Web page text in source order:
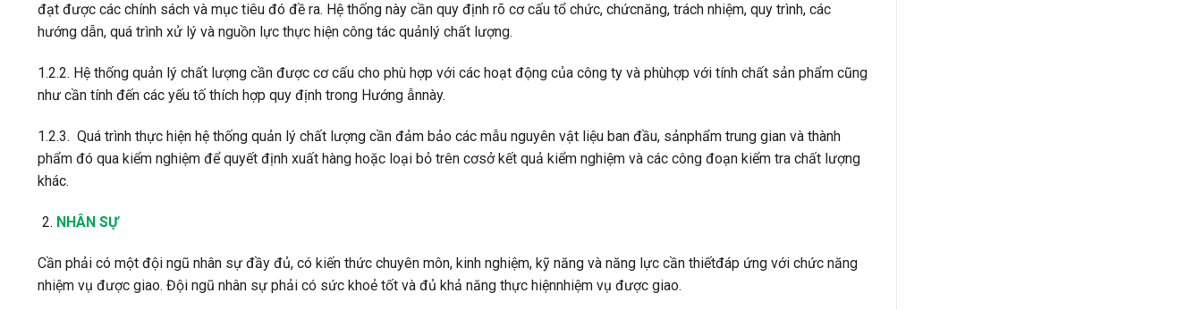
đạt được các chính sách và mục tiêu đó đề ra. Hệ thống này cần quy định rõ cơ cấu tổ chức, chứcnăng, trách nhiệm, quy trình, các
hướng dẫn, quá trình xử lý và nguồn lực thực hiện công tác quảnlý chất lượng.
1.2.2. Hệ thống quản lý chất lượng cần được cơ cấu cho phù hợp với các hoạt động của công ty và phùhợp với tính chất sản phẩm cũng
như cần tính đến các yếu tố thích hợp quy định trong Hướng ẫnnày.
1.2.3. Quá trình thực hiện hệ thống quản lý chất lượng cần đảm bảo các mẫu nguyên vật liệu ban đầu, sảnphẩm trung gian và thành
phẩm đó qua kiểm nghiệm để quyết định xuất hàng hoặc loại bỏ trên cơsở kết quả kiểm nghiệm và các công đoạn kiểm tra chất lượng
khác.
NHÂN SỰ
Cần phải có một đội ngũ nhân sự đầy đủ, có kiến thức chuyên môn, kinh nghiệm, kỹ năng và năng lực cần thiếtđáp ứng với chức năng
nhiệm vụ được giao. Đội ngũ nhân sự phải có sức khoẻ tốt và đủ khả năng thực hiệnnhiệm vụ được giao.